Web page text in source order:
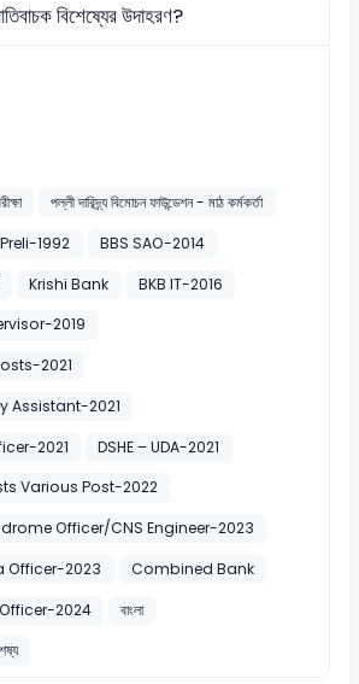
বিশেষ্যের উদাহরণ?
পল্লী দারিদ্র্য বিমোচন ফাউন্ডেশন - মাঠ কর্মকর্তা
1992
BBS SAO-2014
Krishi Bank
BKB IT-2016
2019
2021
Assistant-2021
2021
DSHE – UDA-2021
Various Post-2022
Officer/CNS Engineer-2023
Officer-2023
Combined Bank
2024
বাংলা